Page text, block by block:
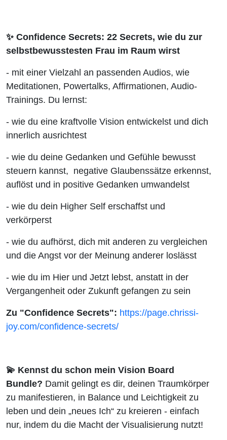
✨ Confidence Secrets: 22 Secrets, wie du zur
selbstbewusstesten Frau im Raum wirst
- mit einer Vielzahl an passenden Audios, wie
Meditationen, Powertalks, Affirmationen, Audio-
Trainings. Du lernst:
- wie du eine kraftvolle Vision entwickelst und dich
innerlich ausrichtest
- wie du deine Gedanken und Gefühle bewusst
steuern kannst, negative Glaubenssätze erkennst,
auflöst und in positive Gedanken umwandelst
- wie du dein Higher Self erschaffst und
verkörperst
- wie du aufhörst, dich mit anderen zu vergleichen
und die Angst vor der Meinung anderer loslässt
- wie du im Hier und Jetzt lebst, anstatt in der
Vergangenheit oder Zukunft gefangen zu sein
Zu "Confidence Secrets": https://page.chrissi-
joy.com/confidence-secrets/
💫 Kennst du schon mein Vision Board
Bundle? Damit gelingt es dir, deinen Traumkörper
zu manifestieren, in Balance und Leichtigkeit zu
leben und dein „neues Ich“ zu kreieren - einfach
nur, indem du die Macht der Visualisierung nutzt!